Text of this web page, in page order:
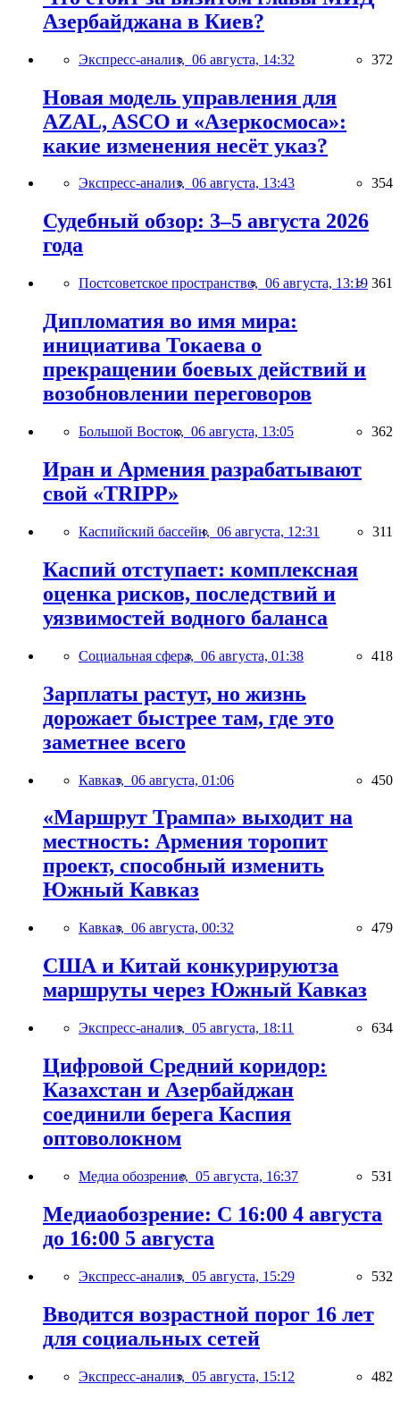
Азербайджана в Киев?
Экспресс-анализ, 06 августа, 14:32 372
Новая модель управления для
AZAL, ASCO и «Азеркосмоса»:
какие изменения несёт указ?
Экспресс-анализ, 06 августа, 13:43 354
Судебный обзор: 3–5 августа 2026
года
Постсоветское пространство, 06 августа, 13:19 361
Дипломатия во имя мира:
инициатива Токаева о
прекращении боевых действий и
возобновлении переговоров
Большой Восток, 06 августа, 13:05 362
Иран и Армения разрабатывают
свой «TRIPP»
Каспийский бассейн, 06 августа, 12:31 311
Каспий отступает: комплексная
оценка рисков, последствий и
уязвимостей водного баланса
Социальная сфера, 06 августа, 01:38 418
Зарплаты растут, но жизнь
дорожает быстрее там, где это
заметнее всего
Кавказ, 06 августа, 01:06 450
«Маршрут Трампа» выходит на
местность: Армения торопит
проект, способный изменить
Южный Кавказ
Кавказ, 06 августа, 00:32 479
США и Китай конкурируютза
маршруты через Южный Кавказ
Экспресс-анализ, 05 августа, 18:11 634
Цифровой Средний коридор:
Казахстан и Азербайджан
соединили берега Каспия
оптоволокном
Медиа обозрение, 05 августа, 16:37 531
Медиаобозрение: С 16:00 4 августа
до 16:00 5 августа
Экспресс-анализ, 05 августа, 15:29 532
Вводится возрастной порог 16 лет
для социальных сетей
Экспресс-анализ, 05 августа, 15:12 482